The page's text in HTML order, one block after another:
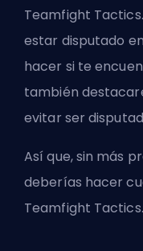
Teamfight
estar disputado
hacer si te
también
evitar ser
Así que, sin más
deberías hacer
Teamfight Tactics.